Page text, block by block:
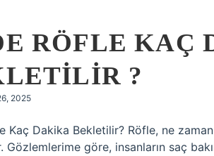
RÖFLE KAÇ
?
2025
Kaç Dakika Bekletilir? Röfle, ne
Gözlemlerime göre, insanların saç